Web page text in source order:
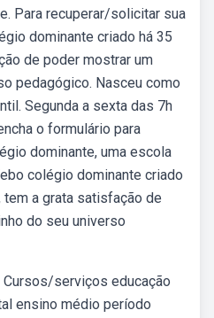
Para recuperar/solicitar sua
dominante criado há 35
de poder mostrar um
pedagógico. Nasceu como
Segunda a sexta das 7h
o formulário para
dominante, uma escola
colégio dominante criado
a grata satisfação de
do seu universo
Cursos/serviços educação
ensino médio período